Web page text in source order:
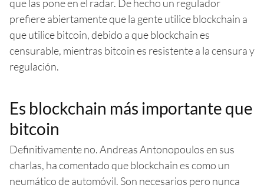
que las pone en el radar. De hecho un regulador
prefiere abiertamente que la gente utilice blockchain a
que utilice bitcoin, debido a que blockchain es
censurable, mientras bitcoin es resistente a la censura y
regulación.
Es blockchain más importante que
bitcoin
Definitivamente no. Andreas Antonopoulos en sus
charlas, ha comentado que blockchain es como un
neumático de automóvil. Son necesarios pero nunca